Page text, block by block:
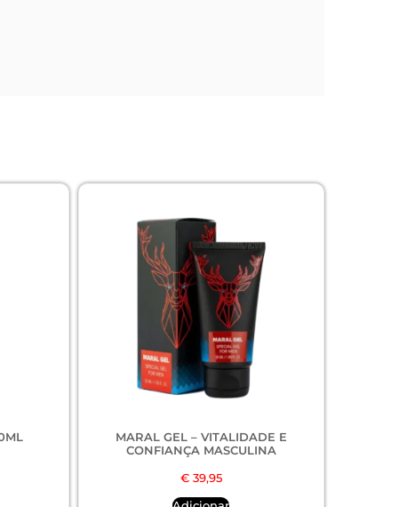
MARAL GEL – VITALIDADE E
CONFIANÇA MASCULINA
€39,95